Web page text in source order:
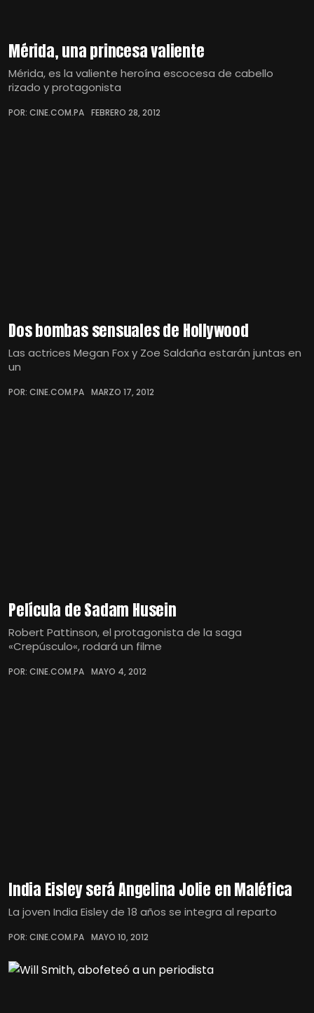
Mérida, una princesa valiente
Mérida, es la valiente heroína escocesa de cabello
rizado y protagonista
POR: CINE.COM.PA FEBRERO 28, 2012
Dos bombas sensuales de Hollywood
Las actrices Megan Fox y Zoe Saldaña estarán juntas en
un
POR: CINE.COM.PA MARZO 17, 2012
Película de Sadam Husein
Robert Pattinson, el protagonista de la saga
«Crepúsculo«, rodará un filme
POR: CINE.COM.PA MAYO 4, 2012
India Eisley será Angelina Jolie en Maléfica
La joven India Eisley de 18 años se integra al reparto
POR: CINE.COM.PA MAYO 10, 2012